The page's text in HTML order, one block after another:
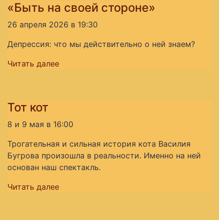
«Быть на своей стороне»
26 апреля 2026 в 19:30
Депрессия: что мы действительно о ней знаем?
Читать далее
Тот кот
8 и 9 мая в 16:00
Трогательная и сильная история кота Василия
Бугрова произошла в реальности. Именно на ней
основан наш спектакль.
Читать далее